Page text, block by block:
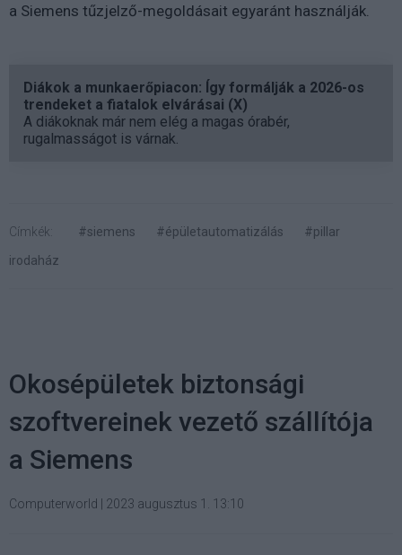
a Siemens tűzjelző-megoldásait egyaránt használják.
Diákok a munkaerőpiacon: Így formálják a 2026-os
trendeket a fiatalok elvárásai (X)
A diákoknak már nem elég a magas órabér,
rugalmasságot is várnak.
Címkék: #siemens #épületautomatizálás
#pillar
irodaház
Okosépületek biztonsági
szoftvereinek vezető szállítója
a Siemens
Computerworld 2023 augusztus 1. 13:10